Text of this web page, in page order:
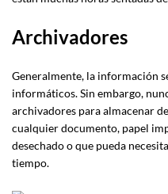
Archivadores
Generalmente, la información
informáticos. Sin embargo,
archivadores para almacenar
cualquier documento, papel
desechado o que pueda
tiempo.